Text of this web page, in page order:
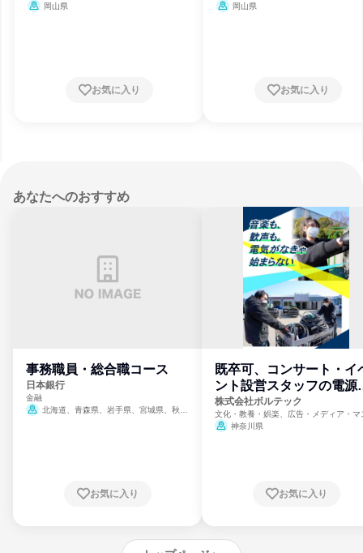
岡山県
お気に入り
岡山県
お気に入り
あなたへのおすすめ
事務職員・総合職コース
日本銀行
金融
北海道、青森県、岩手県、宮城県、秋田
崎県、熊本県、大分県、宮崎県、鹿児島県、
お気に入り
既卒可、コンサート・イ
ント設営スタッフの電源
門
株式会社ボルテック
文化・教養・娯楽、広告・メディア・マ
ミ、電力・ガス・水道・エネルギー
神奈川県
お気に入り